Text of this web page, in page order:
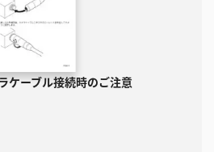
ケーブル接続時のご注意